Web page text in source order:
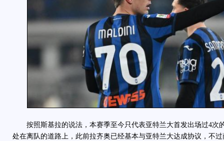
按照斯基拉的说法，本赛季至今只代表亚特兰大首发出场过4次
处在离队的道路上，此前拉齐奥已经基本与亚特兰大达成协议，不